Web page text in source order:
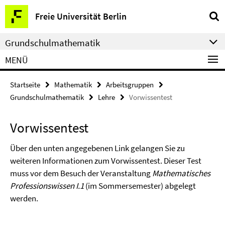
Springe
direkt
zu
Inhalt
Freie Universität Berlin
Service-
Navigation
Grundschulmathematik
MENÜ
Startseite Mathematik
Arbeitsgruppen
Grundschulmathematik
Lehre Vorwissentest
Vorwissentest
Über den unten angegebenen Link gelangen Sie zu
weiteren Informationen zum Vorwissentest. Dieser Test
muss vor dem Besuch der VeranstaltungMathematisches
Professionswissen I.1(im Sommersemester) abgelegt
werden.